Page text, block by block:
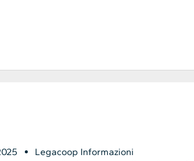
Legacoop Informazioni